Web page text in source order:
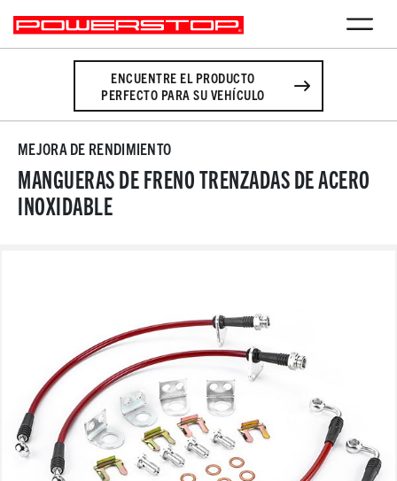
ENCUENTRE EL PRODUCTO
PERFECTO PARA SU VEHÍCULO
MEJORA DE RENDIMIENTO
MANGUERAS DE FRENO TRENZADAS DE ACERO
INOXIDABLE